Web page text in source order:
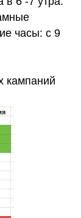
часы: с 9
кампаний